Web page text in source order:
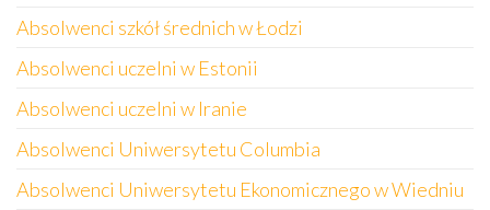
Absolwenci szkół średnich w Łodzi
Absolwenci uczelni w Estonii
Absolwenci uczelni w Iranie
Absolwenci Uniwersytetu Columbia
Absolwenci Uniwersytetu Ekonomicznego w Wiedniu